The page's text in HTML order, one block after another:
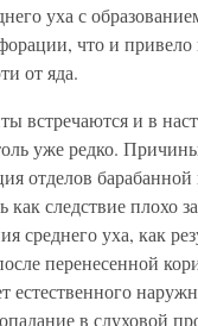
уха с
что и привело
от яда.
встречаются и в
уже редко.
отделов
как следствие плохо
среднего уха, как
перенесенной
естественного
в слуховой